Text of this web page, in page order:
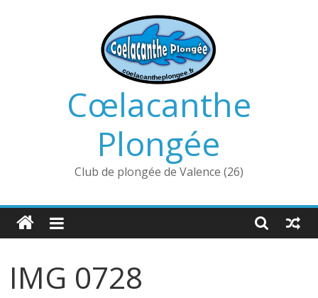
Cœlacanthe
Plongée
Club de plongée de Valence (26)
IMG 0728